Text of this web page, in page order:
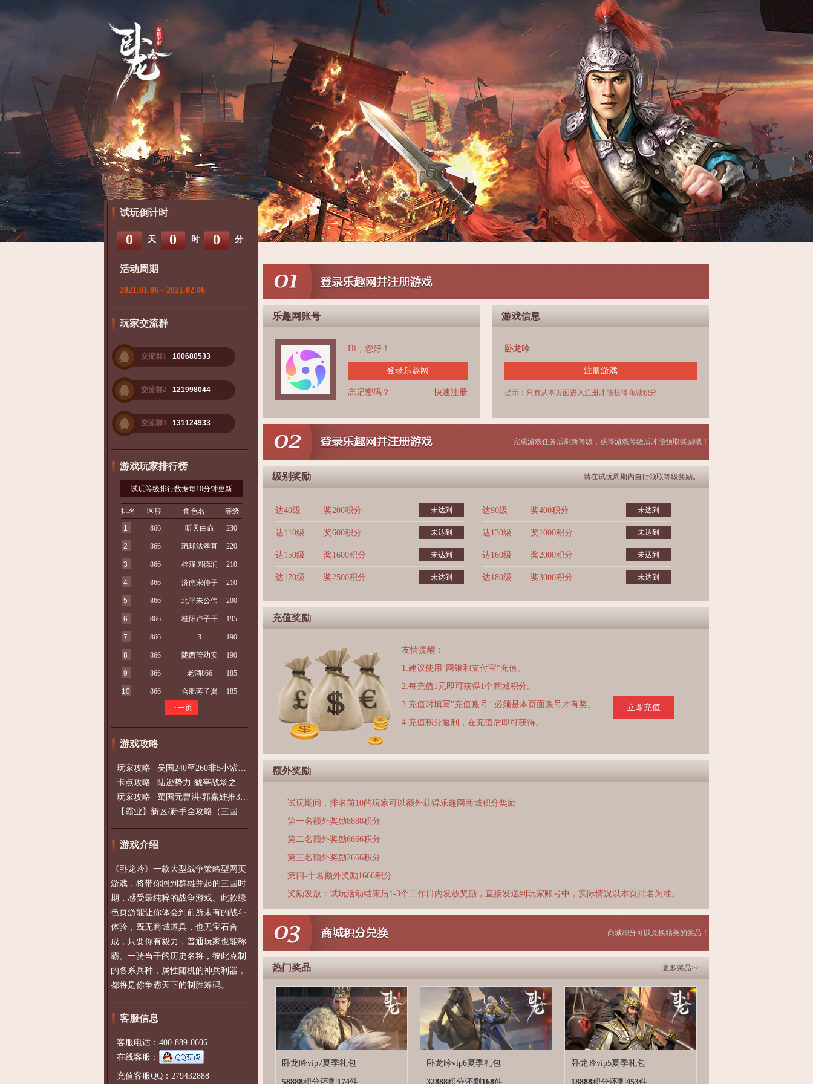
试玩倒计时
0 天 0 时 0 分
活动周期
2021.01.06 - 2021.02.06
玩家交流群
交流群1 100680533
交流群2 121998044
交流群3 131124933
游戏玩家排行榜
试玩等级排行数据每10分钟更新
排名 区服 角色名
等级
1
866 听天由命 230
2 866 琉球法孝直 220
3 866 梓潼圆德润 210
4 866 济南宋仲子 210
5 866 北平朱公伟 200
6 866 桂阳卢子干 195
7 866 3 190
8 866 陇西管幼安 190
9 866 老酒866 185
10 866 合肥蒋子翼
185
下一页
游戏攻略
玩家攻略 | 吴国240至260非5小紫过策免
卡点攻略 | 陆逊势力-猇亭战场之陆逊
玩家攻略 | 蜀国无曹洪/郭嘉娃推375级，
【霸业】新区/新手全攻略（三国通用）2
游戏介绍
《卧龙吟》一款大型战争策略型网页
游戏，将带你回到群雄并起的三国时
期，感受最纯粹的战争游戏。此款绿
色页游能让你体会到前所未有的战斗
体验，既无商城道具，也无宝石合
成，只要你有毅力，普通玩家也能称
霸。一骑当千的历史名将，彼此克制
的各系兵种，属性随机的神兵利器，
都将是你争霸天下的制胜筹码。
客服信息
客服电话：400-889-0606
在线客服：
充值客服QQ：279432888
乐趣网账号
Hi，您好！
登录乐趣网
快速注册
忘记密码？
游戏信息
卧龙吟
注册游戏
提示：只有从本页面进入注册才能获得商城积分
完成游戏任务后刷新等级，获得游戏等级后才能领取奖励哦！
级别奖励 请在试玩周期内自行领取等级奖励。
达40级 奖200积分 未达到 达90级 奖400积分 未达到
达110级 奖600积分 未达到 达130级 奖1000积分 未达到
达150级 奖1600积分 未达到 达160级 奖2000积分 未达到
达170级 奖2500积分 未达到 达180级 奖3000积分 未达到
充值奖励
友情提醒：
1.建议使用"网银和支付宝"充值。
2.每充值1元即可获得1个商城积分。
3.充值时填写"充值账号" 必须是本页面账号才有奖。
4.充值积分返利，在充值后即可获得。
立即充值
额外奖励
试玩期间，排名前10的玩家可以额外获得乐趣网商城积分奖励
第一名额外奖励8888积分
第二名额外奖励6666积分
第三名额外奖励2666积分
第四-十名额外奖励1666积分
奖励发放：试玩活动结束后1-3个工作日内发放奖励，直接发送到玩家账号中，实际情况以本页排名为准。
商城积分可以兑换精美的奖品！
热门奖品 更多奖品>>
卧龙吟vip7夏季礼包
58888积分还剩 174件
卧龙吟vip6夏季礼包
32888积分还剩 168件
卧龙吟vip5夏季礼包
18888积分还剩 453件